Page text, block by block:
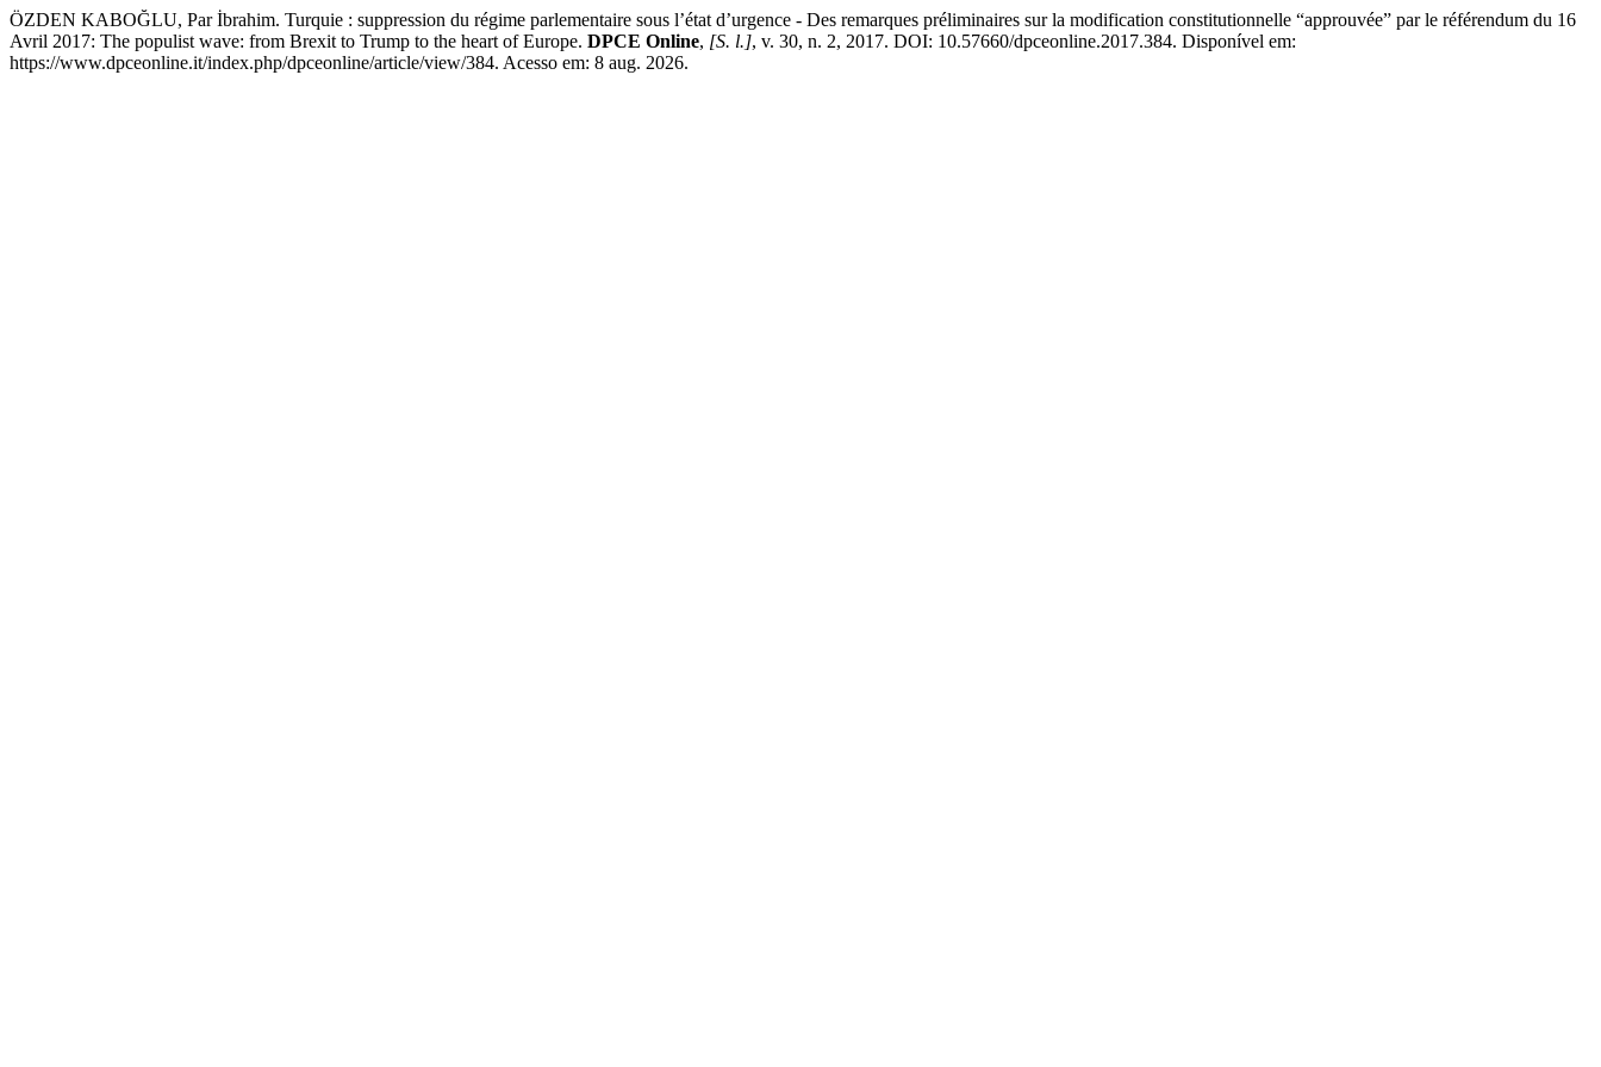
ÖZDEN KABOĞLU, Par İbrahim. Turquie : suppression du régime parlementaire sous l’état d’urgence - Des remarques préliminaires sur la modification constitutionnelle “approuvée” par le référendum du 16
Avril 2017: The populist wave: from Brexit to Trump to the heart of Europe. DPCE Online, [S. l.], v. 30, n. 2, 2017. DOI: 10.57660/dpceonline.2017.384. Disponível em:
https://www.dpceonline.it/index.php/dpceonline/article/view/384. Acesso em: 8 aug. 2026.